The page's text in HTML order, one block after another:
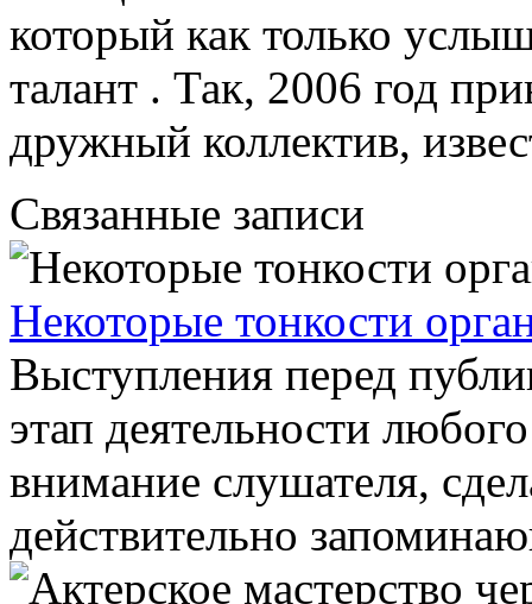
который как только
талант . Так, 2006 год
дружный коллектив,
Связанные записи
Некоторые тонкости
Выступления перед
этап деятельности
внимание слушателя,
действительно